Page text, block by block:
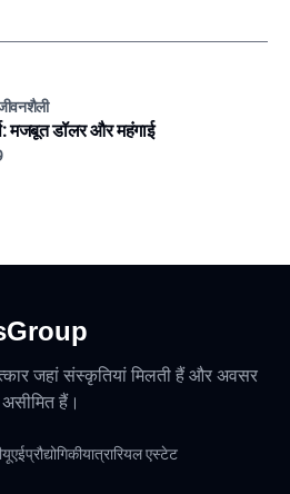
मजबूत डॉलर और महंगाई
जहां संस्कृतियां मिलती हैं और अवसर
असीमित हैं।
यूएईप्रौद्योगिकीयात्रारियल एस्टेट